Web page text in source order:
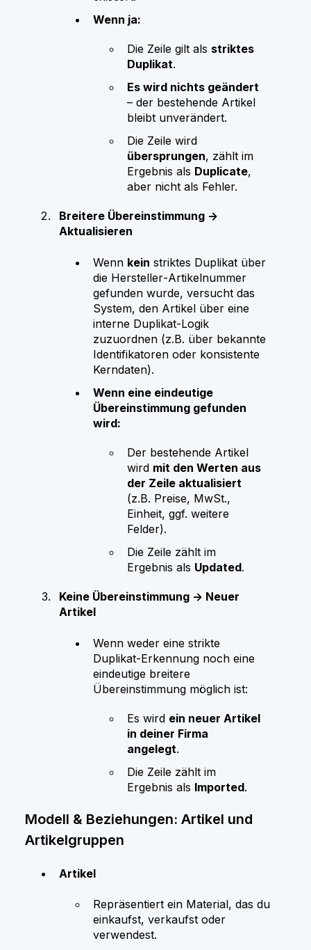
Wenn ja:
Die Zeile gilt als striktes
Duplikat.
Es wird nichts geändert
– der bestehende Artikel
bleibt unverändert.
Die Zeile wird
übersprungen, zählt im
Ergebnis als Duplicate,
aber nicht als Fehler.
Breitere Übereinstimmung →
Aktualisieren
Wenn kein striktes Duplikat über
die Hersteller‑Artikelnummer
gefunden wurde, versucht das
System, den Artikel über eine
interne Duplikat‑Logik
zuzuordnen (z.B. über bekannte
Identifikatoren oder konsistente
Kerndaten).
Wenn eine eindeutige
Übereinstimmung gefunden
wird:
Der bestehende Artikel
wird mit den Werten aus
der Zeile aktualisiert
(z.B. Preise, MwSt.,
Einheit, ggf. weitere
Felder).
Die Zeile zählt im
Ergebnis als Updated.
Keine Übereinstimmung → Neuer
Artikel
Wenn weder eine strikte
Duplikat‑Erkennung noch eine
eindeutige breitere
Übereinstimmung möglich ist:
Es wird ein neuer Artikel
in deiner Firma
angelegt.
Die Zeile zählt im
Ergebnis als Imported.
Modell & Beziehungen: Artikel und
Artikelgruppen
Artikel
Repräsentiert ein Material, das du
einkaufst, verkaufst oder
verwendest.